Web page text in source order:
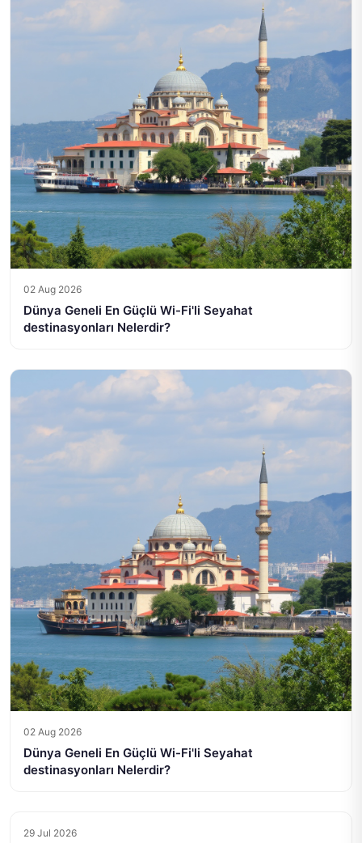
02 Aug 2026
Dünya Geneli En Güçlü Wi-Fi'li Seyahat
destinasyonları Nelerdir?
02 Aug 2026
Dünya Geneli En Güçlü Wi-Fi'li Seyahat
destinasyonları Nelerdir?
29 Jul 2026